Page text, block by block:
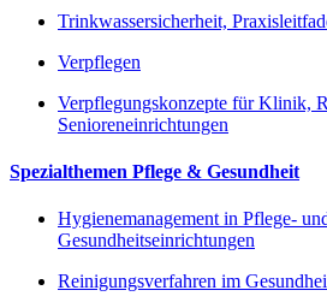
Trinkwassersicherheit,
Verpflegen
Verpflegungskonzepte für Klinik,
Senioreneinrichtungen
Spezialthemen Pflege & Gesundheit
Hygienemanagement in Pflege-
Gesundheitseinrichtungen
Reinigungsverfahren im